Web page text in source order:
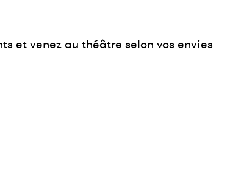
et venez au théâtre selon vos envies